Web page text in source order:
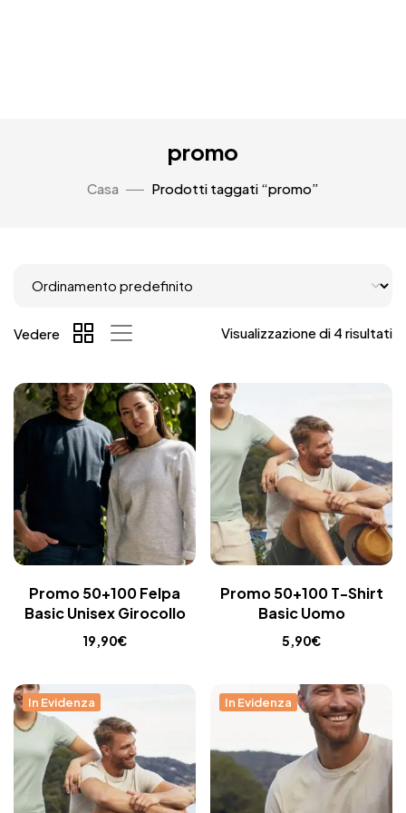
promo
Casa Prodotti taggati “promo”
Visualizzazione di 4 risultati
Vedere
Promo 50+100 Felpa
Basic Unisex Girocollo
19,90€
Promo 50+100 T-Shirt
Basic Uomo
5,90€
In Evidenza In Evidenza